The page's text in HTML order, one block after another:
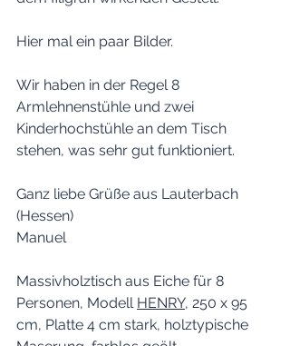
Hier mal ein paar Bilder.
Wir haben in der Regel 8
Armlehnenstühle und zwei
Kinderhochstühle an dem Tisch
stehen, was sehr gut funktioniert.
Ganz liebe Grüße aus Lauterbach
(Hessen)
Manuel
Massivholztisch aus Eiche für 8
Personen, Modell HENRY, 250 x 95
cm, Platte 4 cm stark, holztypische